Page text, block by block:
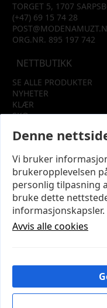
TORGET 5, 1707
(+47) 69 15 74 28
ORG.NR. 895 197 742
NETTBUTIKK
SE ALLE PRODUKTER
NYHETER
KLÆR
SKO
SALG
INFORMASJON
OM OSS
KUNDEKLUBB
KONTAKT OSS
KJØPSVILKÅR OG
PERSONVERN
© 2026 NYE
Sentralen AS
Denne
Vi bruker
brukeropplevelsen
personlig tilpasning
bruke dette
informasjonskapsler.
Avvis alle cookies